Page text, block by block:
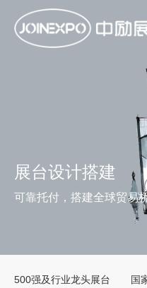
展台设计搭建
可靠托付，搭建全球贸易
500强及行业龙头展台 国